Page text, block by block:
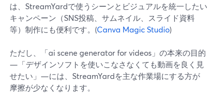
は、StreamYardで使うシーンとビジュアルを統一したい
キャンペーン（SNS投稿、サムネイル、スライド資料
等）制作にも便利です。(Canva Magic Studio)
ただし、「ai scene generator for videos」の本来の目的
—「デザインソフトを使いこなさなくても動画を良く見
せたい」—には、StreamYardを主な作業場にする方が
摩擦が少なくなります。